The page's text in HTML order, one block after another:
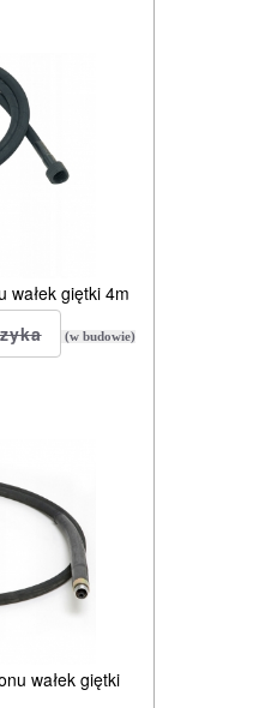
wałek giętki 4m
(w budowie)
wałek giętki